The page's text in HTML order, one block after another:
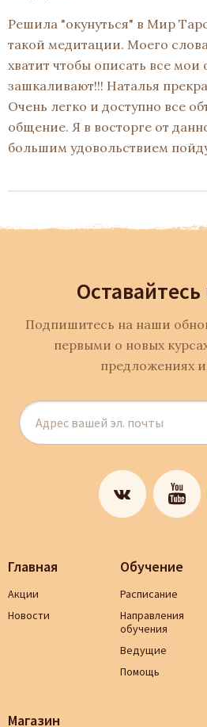
Решила "окунуться" в Мир
такой медитации. Моего
хватит чтобы описать все
зашкаливают!!! Наталья
Очень легко и доступно все
общение. Я в восторге от
большим удовольствием
Оставайтесь
Подпишитесь на наши
первыми о новых
предложениях
Главная
Акции
Новости
Обучение
Расписание
Направления
обучения
Ведущие
Помощь
Магазин